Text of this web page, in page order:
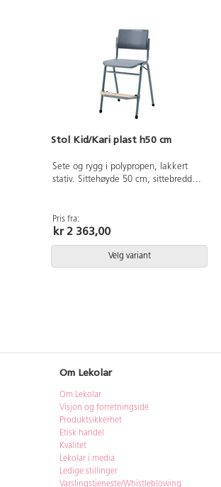
Stol Kid/Kari plast h50 cm
Sete og rygg i polypropen, lakkert
stativ. Sittehøyde 50 cm, sittebredde
Vekt 4,6 kg.
Pris fra:
kr 2 363,00
Velg variant
Om Lekolar
Om Lekolar
Visjon og forretningsidé
Produktsikkerhet
Etisk handel
Kvalitet
Lekolar i media
Ledige stillinger
Varslingstjeneste/Whistleblowing